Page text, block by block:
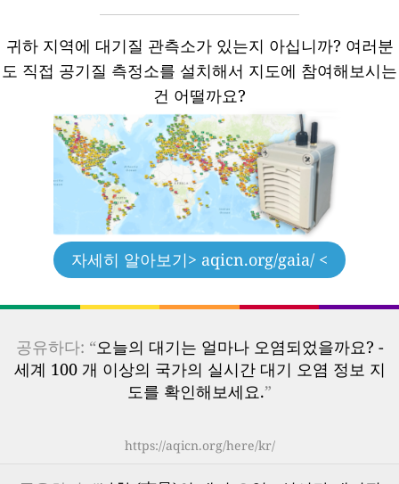
귀하 지역에 대기질 관측소가 있는지 아십니까? 여러분
도 직접 공기질 측정소를 설치해서 지도에 참여해보시는
건 어떨까요?
자세히 알아보기> aqicn.org/gaia/ <
공유하다: “오늘의 대기는 얼마나 오염되었을까요? -
세계 100 개 이상의 국가의 실시간 대기 오염 정보 지
도를 확인해보세요.”
https://aqicn.org/here/kr/